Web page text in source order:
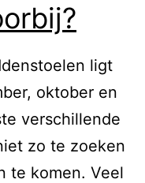
ligt
oktober en
verschillende
zo te zoeken
te komen. Veel